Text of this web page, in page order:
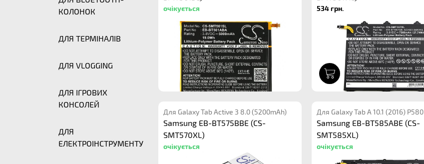
КОЛОНОК
ДЛЯ ТЕРМІНАЛІВ
ДЛЯ VLOGGING
ДЛЯ ІГРОВИХ
КОНСОЛЕЙ
ДЛЯ
ЕЛЕКТРОІНСТРУМЕНТУ
очікується 534 грн.
Для Galaxy Tab Active 3 8.0 (5200mAh)
Samsung EB-BT575BBE (CS-
SMT570XL)
очікується
Для Galaxy Tab A 10.1 (2016) P580
Samsung EB-BT585ABE (CS-
SMT585XL)
очікується